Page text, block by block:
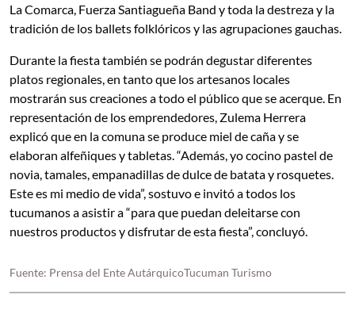
La Comarca, Fuerza Santiagueña Band y toda la destreza y la
tradición de los ballets folklóricos y las agrupaciones gauchas.
Durante la fiesta también se podrán degustar diferentes
platos regionales, en tanto que los artesanos locales
mostrarán sus creaciones a todo el público que se acerque. En
representación de los emprendedores, Zulema Herrera
explicó que en la comuna se produce miel de caña y se
elaboran alfeñiques y tabletas. “Además, yo cocino pastel de
novia, tamales, empanadillas de dulce de batata y rosquetes.
Este es mi medio de vida”, sostuvo e invitó a todos los
tucumanos a asistir a “para que puedan deleitarse con
nuestros productos y disfrutar de esta fiesta”, concluyó.
Fuente: Prensa del Ente AutárquicoTucuman Turismo